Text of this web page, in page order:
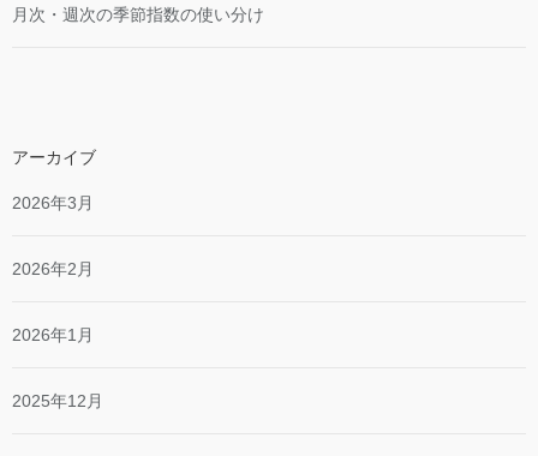
月次・週次の季節指数の使い分け
アーカイブ
2026年3月
2026年2月
2026年1月
2025年12月